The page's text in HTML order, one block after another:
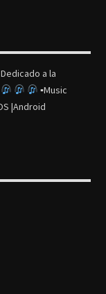
a la
▪Music
|Android